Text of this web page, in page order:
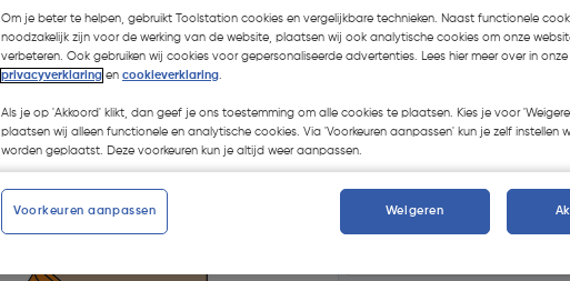
€ 10,47
€ 9,99| Excl. btw € 8,26
Selecteer winkel - Bekijk
Om je beter te helpen, gebruikt Toolstation cookies en vergelijkbare technieken. Naast functionele
noodzakelijk zijn voor de werking van de website, plaatsen wij ook analytische cookies om onze
verbeteren. Ook gebruiken wij cookies voor gepersonaliseerde advertenties. Lees hier meer over in onze
privacyverklaring en cookieverklaring.
Als je op 'Akkoord' klikt, dan geef je ons toestemming om alle cookies te plaatsen. Kies je voor
plaatsen wij alleen functionele en analytische cookies. Via 'Voorkeuren aanpassen' kun je zelf instellen
worden geplaatst. Deze voorkeuren kun je altijd weer aanpassen.
Voorkeuren aanpassen Weigeren